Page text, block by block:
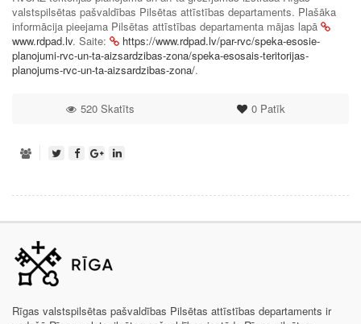
valstspilsētas pašvaldības Pilsētas attīstības departaments. Plašāka
informācija pieejama Pilsētas attīstības departamenta mājas lapā
www.rdpad.lv. Saite:
https://www.rdpad.lv/par-rvc/speka-esosie-
planojumi-rvc-un-ta-aizsardzibas-zona/speka-esosais-teritorijas-
planojums-rvc-un-ta-aizsardzibas-zona/.
0Patīk
520 Skatīts
Rīgas valstspilsētas pašvaldības Pilsētas attīstības departaments ir